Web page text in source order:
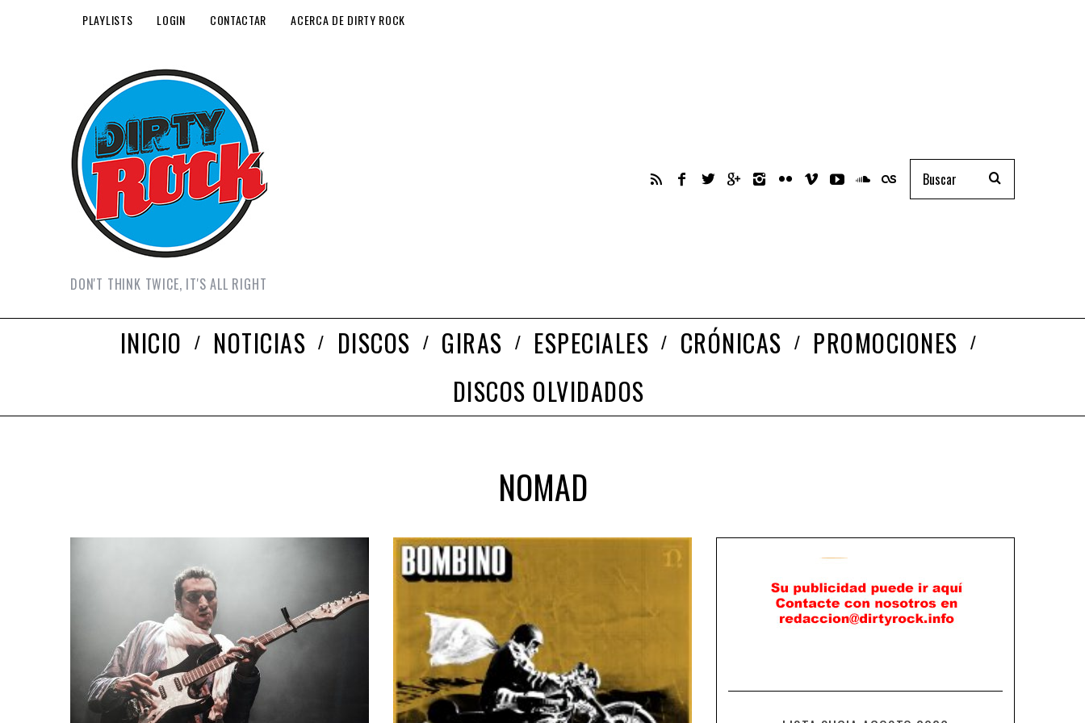
PLAYLISTS LOGIN CONTACTAR ACERCA DE DIRTY ROCK
DON'T THINK TWICE, IT'S ALL RIGHT
INICIO NOTICIAS DISCOS GIRAS ESPECIALES CRÓNICAS
PROMOCIONES
DISCOS OLVIDADOS
NOMAD